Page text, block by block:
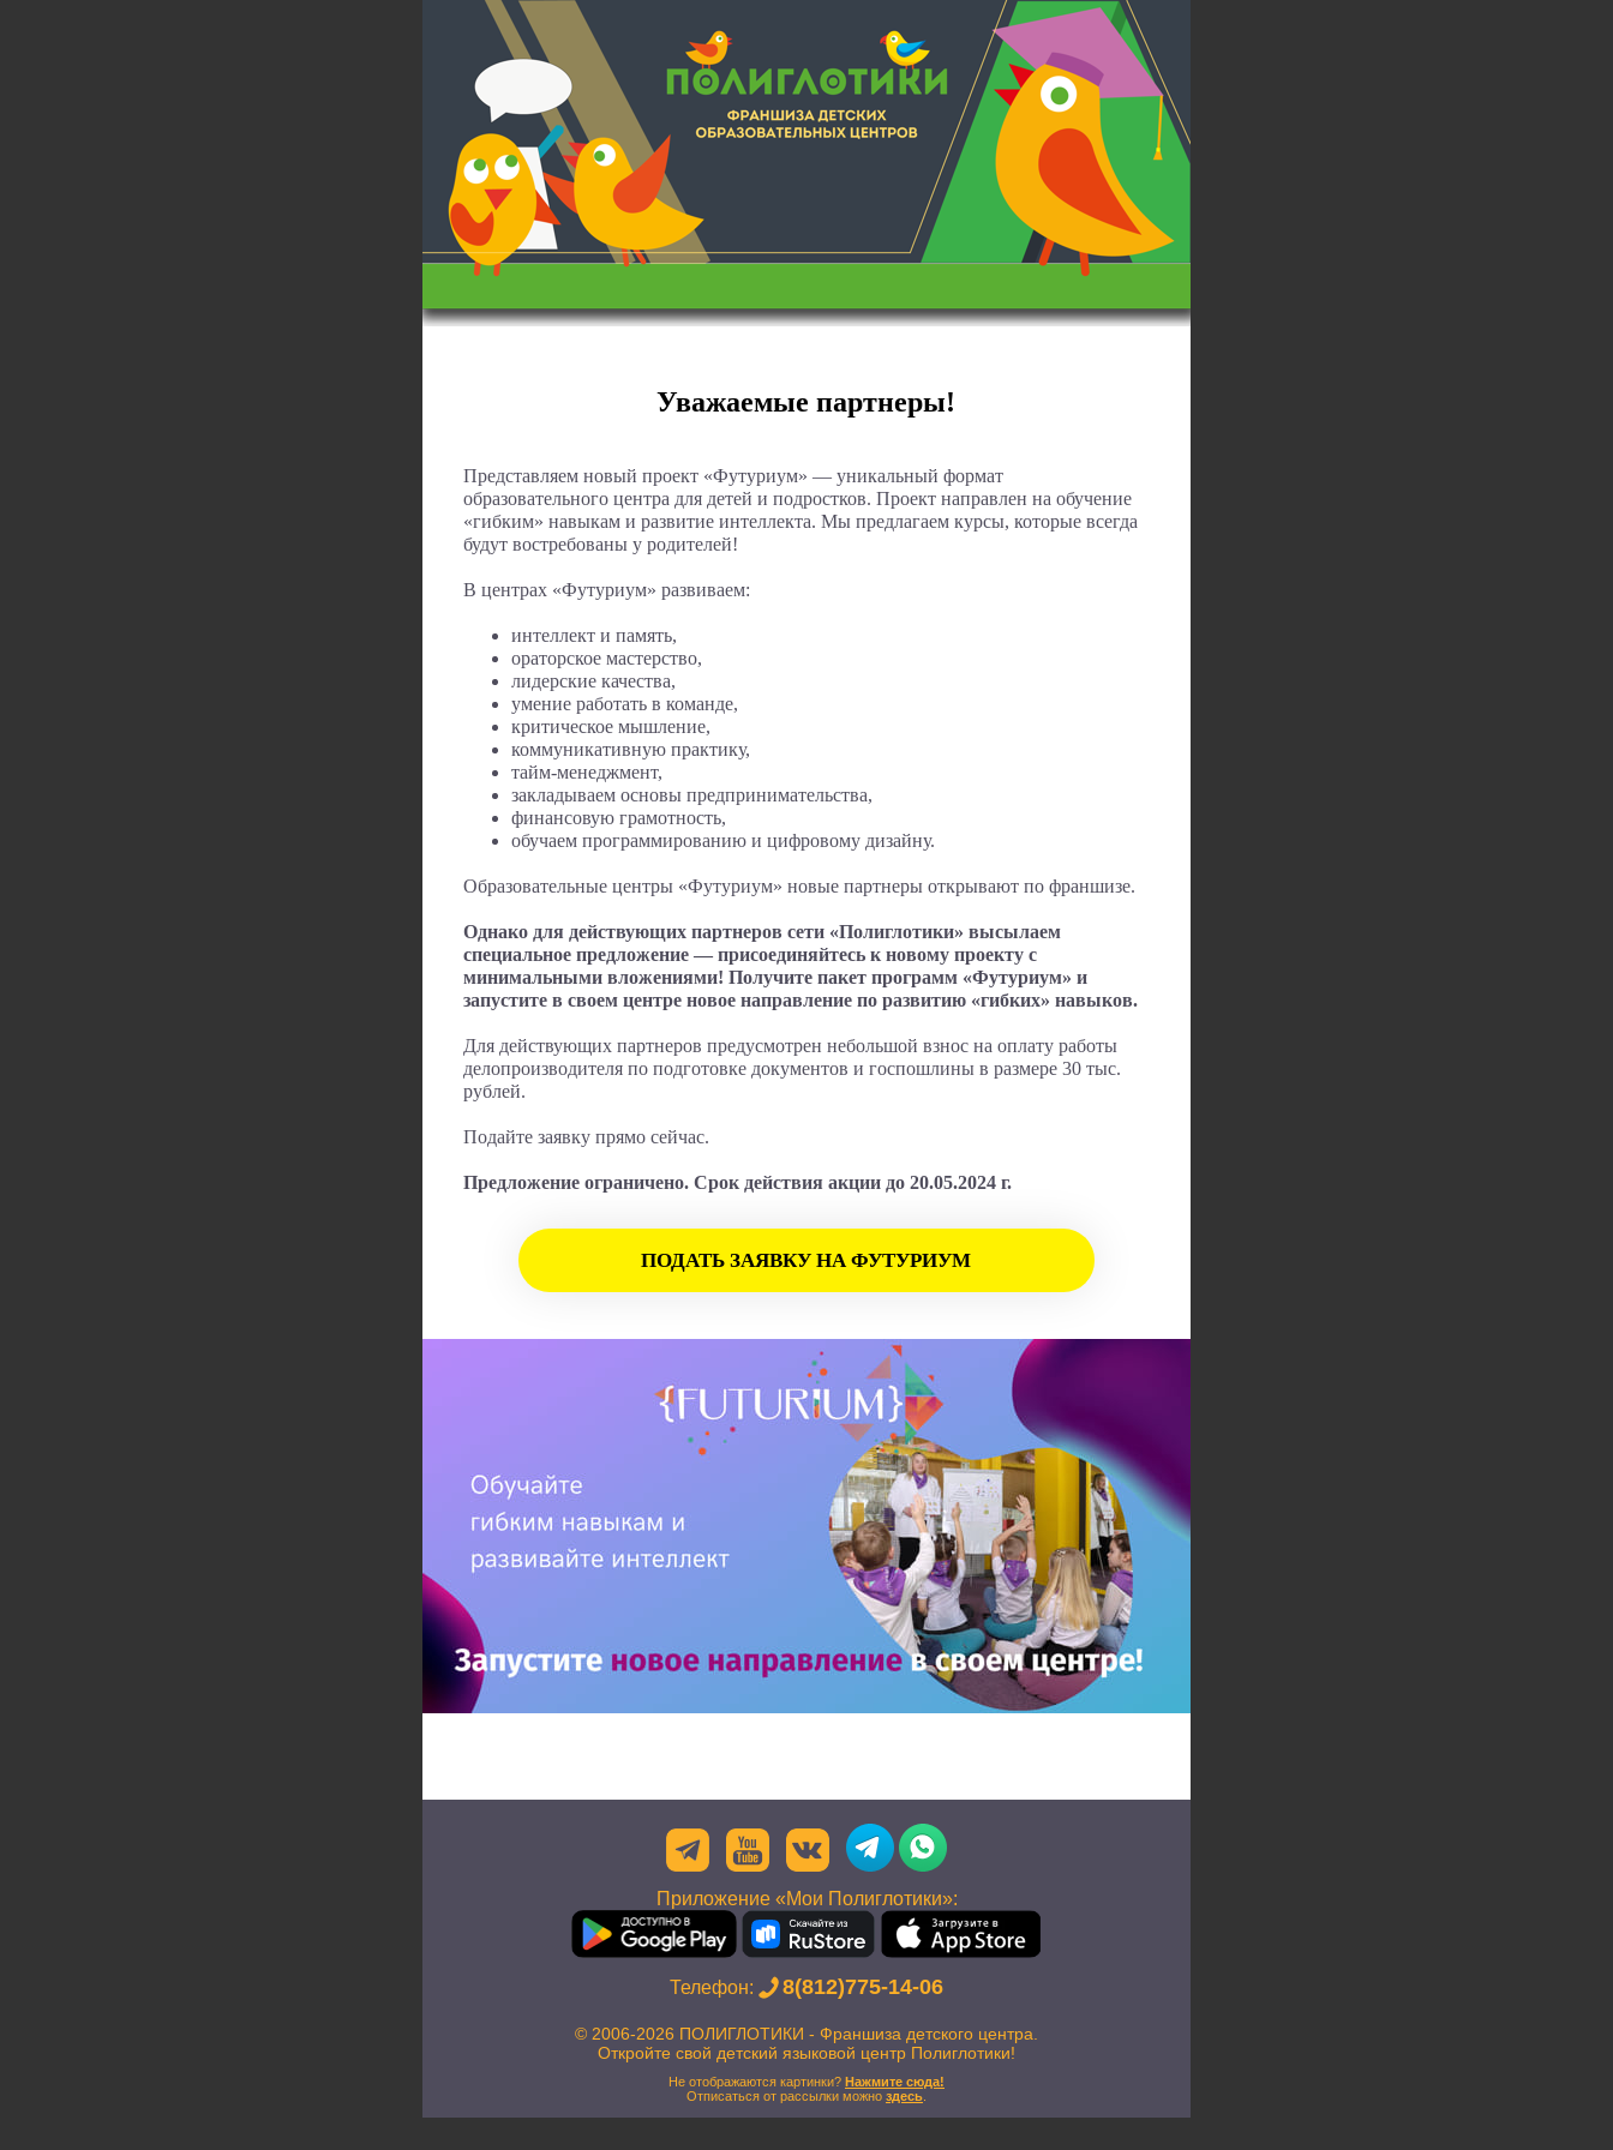
Уважаемые партнеры!
Представляем новый проект «Футуриум» — уникальный формат
образовательного центра для детей и подростков. Проект направлен на обучение
«гибким» навыкам и развитие интеллекта. Мы предлагаем курсы, которые всегда
будут востребованы у родителей!
В центрах «Футуриум» развиваем:
интеллект и память,
ораторское мастерство,
лидерские качества,
умение работать в команде,
критическое мышление,
коммуникативную практику,
тайм-менеджмент,
закладываем основы предпринимательства,
финансовую грамотность,
обучаем программированию и цифровому дизайну.
Образовательные центры «Футуриум» новые партнеры открывают по франшизе.
Однако для действующих партнеров сети «Полиглотики» высылаем
специальное предложение — присоединяйтесь к новому проекту с
минимальными вложениями! Получите пакет программ «Футуриум» и
запустите в своем центре новое направление по развитию «гибких» навыков.
Для действующих партнеров предусмотрен небольшой взнос на оплату работы
делопроизводителя по подготовке документов и госпошлины в размере 30 тыс.
рублей.
Подайте заявку прямо сейчас.
Предложение ограничено. Срок действия акции до 20.05.2024 г.
ПОДАТЬ ЗАЯВКУ НА ФУТУРИУМ
Приложение «Мои Полиглотики»:
Телефон: 8(812)775-14-06
© 2006-2026 ПОЛИГЛОТИКИ - Франшиза детского центра.
Откройте свой детский языковой центр Полиглотики!
Не отображаются картинки? Нажмите сюда!
Отписаться от рассылки можно здесь